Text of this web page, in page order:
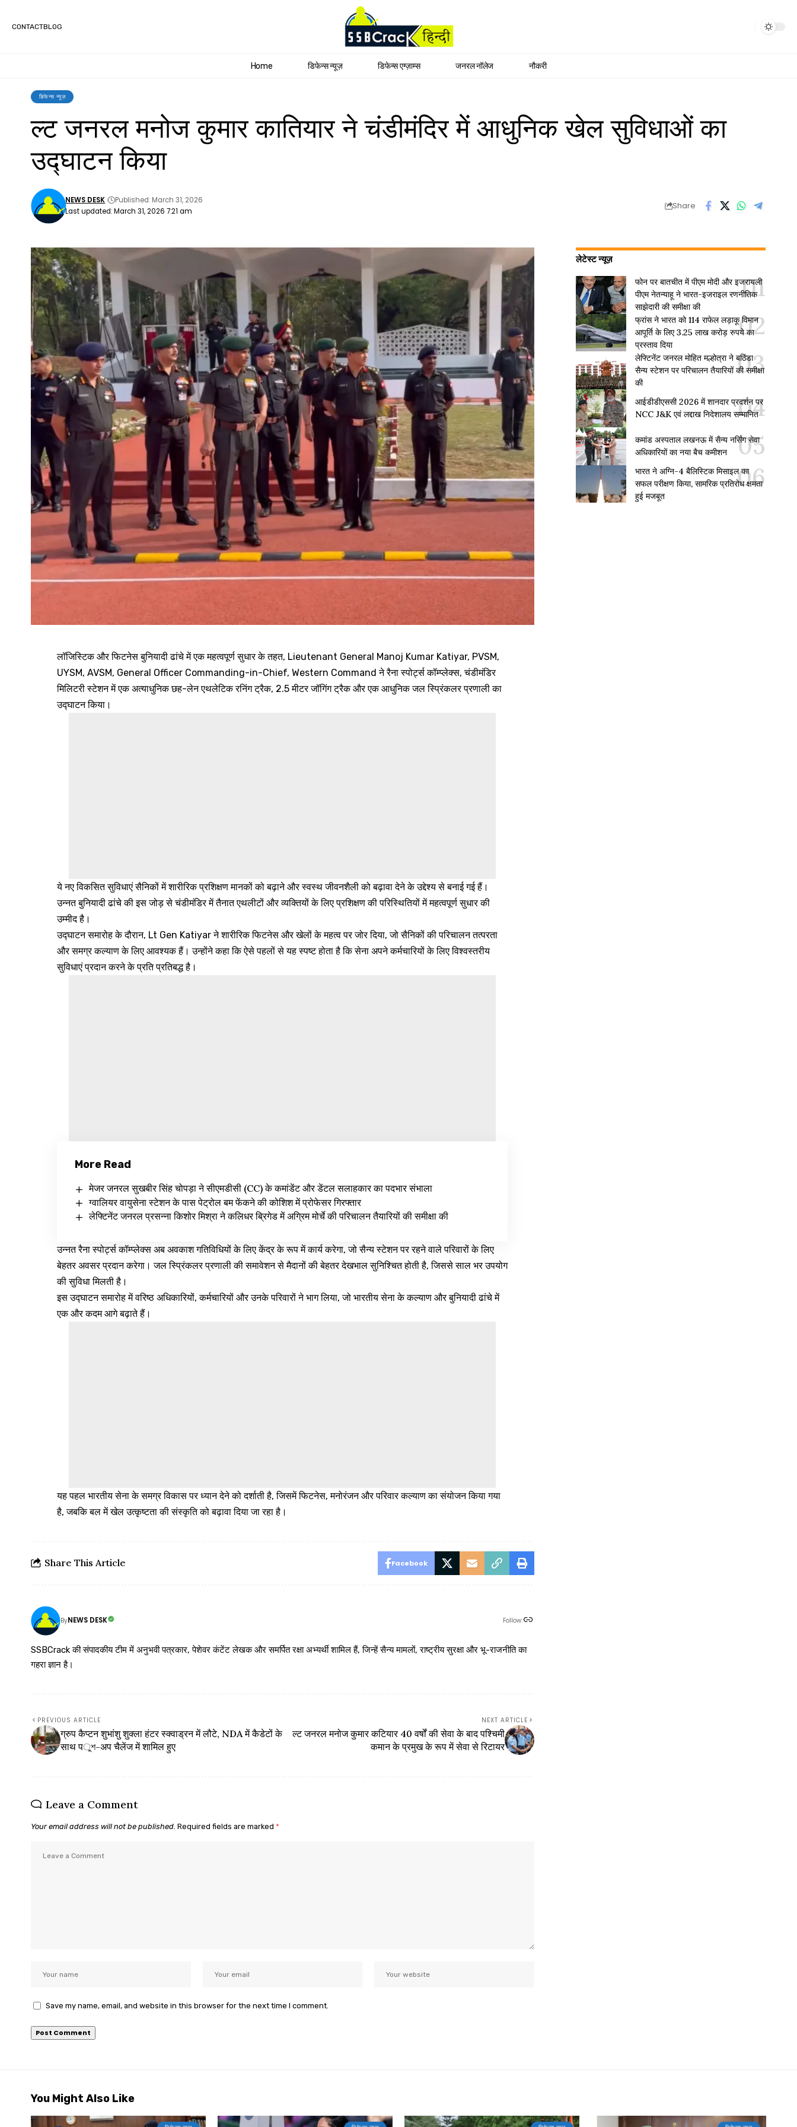
CONTACTBLOG
Home डिफेन्स न्यूज़ डिफेन्स एग्ज़ाम्स जनरल नॉलेज नौकरी
डिफेन्स न्यूज़
ल्ट जनरल मनोज कुमार कातियार ने चंडीमंदिर में आधुनिक खेल सुविधाओं का
उद्घाटन किया
Last updated: March 31, 2026 7:21 am
NEWS DESK Published: March 31, 2026
Share
लॉजिस्टिक और फिटनेस बुनियादी ढांचे में एक महत्वपूर्ण सुधार के तहत, Lieutenant General Manoj Kumar Katiyar, PVSM,
UYSM, AVSM, General Officer Commanding-in-Chief, Western Command ने रैना स्पोर्ट्स कॉम्प्लेक्स, चंडीमंडिर
मिलिटरी स्टेशन में एक अत्याधुनिक छह-लेन एथलेटिक रनिंग ट्रैक, 2.5 मीटर जॉगिंग ट्रैक और एक आधुनिक जल स्प्रिंकलर प्रणाली का
उद्घाटन किया।
ये नए विकसित सुविधाएं सैनिकों में शारीरिक प्रशिक्षण मानकों को बढ़ाने और स्वस्थ जीवनशैली को बढ़ावा देने के उद्देश्य से बनाई गई हैं।
उन्नत बुनियादी ढांचे की इस जोड़ से चंडीमंडिर में तैनात एथलीटों और व्यक्तियों के लिए प्रशिक्षण की परिस्थितियों में महत्वपूर्ण सुधार की
उम्मीद है।
उद्घाटन समारोह के दौरान, Lt Gen Katiyar ने शारीरिक फिटनेस और खेलों के महत्व पर जोर दिया, जो सैनिकों की परिचालन तत्परता
और समग्र कल्याण के लिए आवश्यक हैं। उन्होंने कहा कि ऐसे पहलों से यह स्पष्ट होता है कि सेना अपने कर्मचारियों के लिए विश्वस्तरीय
सुविधाएं प्रदान करने के प्रति प्रतिबद्ध है।
More Read
मेजर जनरल सुखबीर सिंह चोपड़ा ने सीएमडीसी (CC) के कमांडेंट और डेंटल सलाहकार का पदभार संभाला
ग्वालियर वायुसेना स्टेशन के पास पेट्रोल बम फेंकने की कोशिश में प्रोफेसर गिरफ्तार
लेफ्टिनेंट जनरल प्रसन्ना किशोर मिश्रा ने कलिधर ब्रिगेड में अग्रिम मोर्चे की परिचालन तैयारियों की समीक्षा की
उन्नत रैना स्पोर्ट्स कॉम्प्लेक्स अब अवकाश गतिविधियों के लिए केंद्र के रूप में कार्य करेगा, जो सैन्य स्टेशन पर रहने वाले परिवारों के लिए
बेहतर अवसर प्रदान करेगा। जल स्प्रिंकलर प्रणाली की समावेशन से मैदानों की बेहतर देखभाल सुनिश्चित होती है, जिससे साल भर उपयोग
की सुविधा मिलती है।
इस उद्घाटन समारोह में वरिष्ठ अधिकारियों, कर्मचारियों और उनके परिवारों ने भाग लिया, जो भारतीय सेना के कल्याण और बुनियादी ढांचे में
एक और कदम आगे बढ़ाते हैं।
यह पहल भारतीय सेना के समग्र विकास पर ध्यान देने को दर्शाती है, जिसमें फिटनेस, मनोरंजन और परिवार कल्याण का संयोजन किया गया
है, जबकि बल में खेल उत्कृष्टता की संस्कृति को बढ़ावा दिया जा रहा है।
Share This Article Facebook
ByNEWS DESK Follow:
SSBCrack की संपादकीय टीम में अनुभवी पत्रकार, पेशेवर कंटेंट लेखक और समर्पित रक्षा अभ्यर्थी शामिल हैं, जिन्हें सैन्य मामलों, राष्ट्रीय सुरक्षा और भू-राजनीति का
गहरा ज्ञान है।
PREVIOUS ARTICLE
ग्रुप कैप्टन शुभांशु शुक्ला हंटर स्क्वाड्रन में लौटे, NDA में कैडेटों के
साथ पুশ-अप चैलेंज में शामिल हुए
NEXT ARTICLE
ल्ट जनरल मनोज कुमार कटियार 40 वर्षों की सेवा के बाद पश्चिमी
कमान के प्रमुख के रूप में सेवा से रिटायर
Leave a Comment
Your email address will not be published. Required fields are marked *
Save my name, email, and website in this browser for the next time I comment.
लेटेस्ट न्यूज़
फोन पर बातचीत में पीएम मोदी और इजरायली
पीएम नेतन्याहू ने भारत-इजराइल रणनीतिक
साझेदारी की समीक्षा की
फ्रांस ने भारत को 114 राफेल लड़ाकू विमान
आपूर्ति के लिए 3.25 लाख करोड़ रुपये का
प्रस्ताव दिया
लेफ्टिनेंट जनरल मोहित मल्होत्रा ने बठिंडा
सैन्य स्टेशन पर परिचालन तैयारियों की समीक्षा
की
आईडीडीएससी 2026 में शानदार प्रदर्शन पर
NCC J&K एवं लद्दाख निदेशालय सम्मानित
कमांड अस्पताल लखनऊ में सैन्य नर्सिंग सेवा
अधिकारियों का नया बैच कमीशन
भारत ने अग्नि-4 बैलिस्टिक मिसाइल का
सफल परीक्षण किया, सामरिक प्रतिरोध क्षमता
हुई मजबूत
You Might Also Like